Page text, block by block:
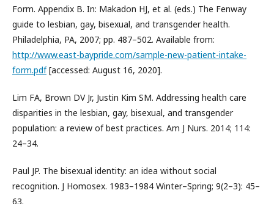
Form. Appendix B. In: Makadon HJ, et al. (eds.) The Fenway
guide to lesbian, gay, bisexual, and transgender health.
Philadelphia, PA, 2007; pp. 487–502. Available from:
http://www.east-baypride.com/sample-new-patient-intake-
form.pdf[accessed: August 16, 2020].
Lim FA, Brown DV Jr, Justin Kim SM. Addressing health care
disparities in the lesbian, gay, bisexual, and transgender
population: a review of best practices. Am J Nurs. 2014; 114:
24–34.
Paul JP. The bisexual identity: an idea without social
recognition. J Homosex. 1983–1984 Winter–Spring; 9(2–3): 45–
63.